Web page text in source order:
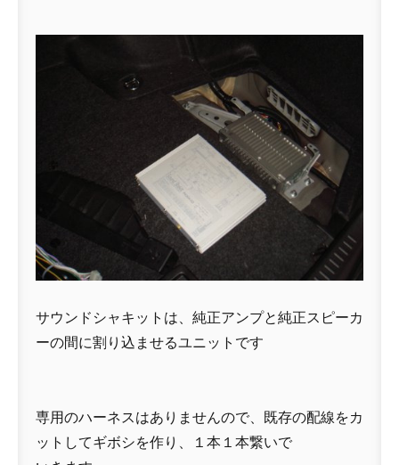
サウンドシャキットは、純正アンプと純正スピーカ
ーの間に割り込ませるユニットです
専用のハーネスはありませんので、既存の配線をカ
ットしてギボシを作り、１本１本繋いで